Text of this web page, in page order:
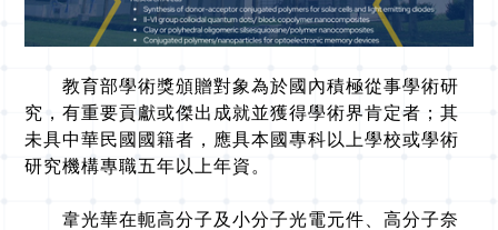
教育部學術獎頒贈對象為於國內積極從事學術研
究，有重要貢獻或傑出成就並獲得學術界肯定者；其
未具中華民國國籍者，應具本國專科以上學校或學術
研究機構專職五年以上年資。
韋光華在軛高分子及小分子光電元件、高分子奈